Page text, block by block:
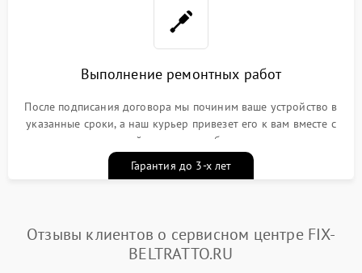
Выполнение ремонтных работ
После подписания договора мы починим ваше устройство в
указанные сроки, а наш курьер привезет его к вам вместе с
гарантийным талоном бесплатно
Гарантия до 3-х лет
Отзывы клиентов о сервисном центре FIX-
BELTRATTO.RU